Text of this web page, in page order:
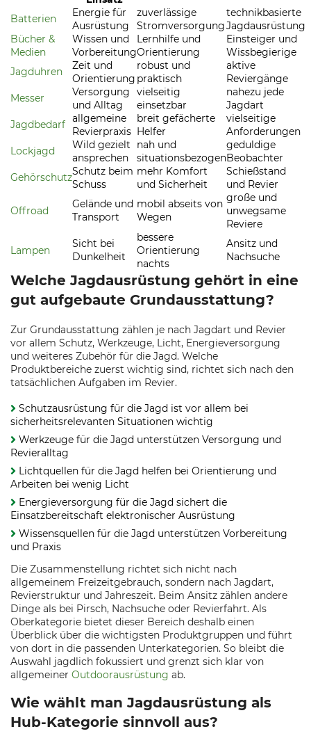
Batterien
Energie für
Ausrüstung
zuverlässige
Stromversorgung
technikbasierte
Jagdausrüstung
Bücher &
Medien
Wissen und
Vorbereitung
Lernhilfe und
Orientierung
Einsteiger und
Wissbegierige
Jagduhren
Zeit und
Orientierung
robust und
praktisch
aktive
Reviergänge
Messer
Versorgung
und Alltag
vielseitig
einsetzbar
nahezu jede
Jagdart
Jagdbedarf allgemeine
Revierpraxis
breit gefächerte
Helfer
vielseitige
Anforderungen
Lockjagd
Wild gezielt
ansprechen
nah und
situationsbezogen
geduldige
Beobachter
GehörschutzSchutz beim
Schuss
mehr Komfort
und Sicherheit
Schießstand
und Revier
Offroad
Gelände und
Transport
mobil abseits von
Wegen
große und
unwegsame
Reviere
Lampen
Sicht bei
Dunkelheit
bessere
Orientierung
nachts
Ansitz und
Nachsuche
Welche Jagdausrüstung gehört in eine
gut aufgebaute Grundausstattung?
Zur Grundausstattung zählen je nach Jagdart und Revier
vor allem Schutz, Werkzeuge, Licht, Energieversorgung
und weiteres Zubehör für die Jagd. Welche
Produktbereiche zuerst wichtig sind, richtet sich nach den
tatsächlichen Aufgaben im Revier.
Schutzausrüstung für die Jagd ist vor allem bei
sicherheitsrelevanten Situationen wichtig
Werkzeuge für die Jagd unterstützen Versorgung und
Revieralltag
Lichtquellen für die Jagd helfen bei Orientierung und
Arbeiten bei wenig Licht
Energieversorgung für die Jagd sichert die
Einsatzbereitschaft elektronischer Ausrüstung
Wissensquellen für die Jagd unterstützen Vorbereitung
und Praxis
Die Zusammenstellung richtet sich nicht nach
allgemeinem Freizeitgebrauch, sondern nach Jagdart,
Revierstruktur und Jahreszeit. Beim Ansitz zählen andere
Dinge als bei Pirsch, Nachsuche oder Revierfahrt. Als
Oberkategorie bietet dieser Bereich deshalb einen
Überblick über die wichtigsten Produktgruppen und führt
von dort in die passenden Unterkategorien. So bleibt die
Auswahl jagdlich fokussiert und grenzt sich klar von
allgemeiner Outdoorausrüstung ab.
Wie wählt man Jagdausrüstung als
Hub-Kategorie sinnvoll aus?